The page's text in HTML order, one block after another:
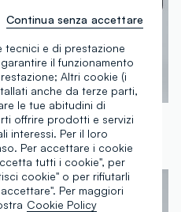
Nuova Collezione
ALTAVIA COURT
€ 29,95
tecnici e di prestazione
il funzionamento
Altri cookie (i
anche da terze parti,
le tue abitudini di
offrire prodotti e servizi
interessi. Per il loro
Per accettare i cookie
tutti i cookie", per
cookie" o per rifiutarli
Per maggiori
Cookie Policy
Continua senza accettare